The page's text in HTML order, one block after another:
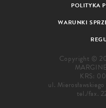
POLITYKA
WARUNKI
Copyright ©
KRS:
ul.
tel./fax.